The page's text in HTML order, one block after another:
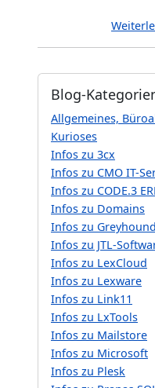
Blog-
Allgemeines,
Kurioses
Infos zu 3cx
Infos zu CMO IT-
Infos zu CODE.3
Infos zu Domains
Infos zu Greyhound
Infos zu JTL-
Infos zu LexCloud
Infos zu Lexware
Infos zu Link11
Infos zu LxTools
Infos zu Mailstore
Infos zu Microsoft
Infos zu Plesk